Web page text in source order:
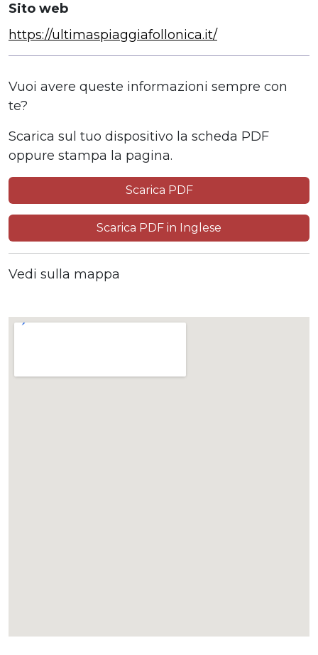
Sito web
https://ultimaspiaggiafollonica.it/
Vuoi avere queste informazioni sempre con
te?
Scarica sul tuo dispositivo la scheda PDF
oppure stampa la pagina.
Scarica PDF
Scarica PDF in Inglese
Vedi sulla mappa